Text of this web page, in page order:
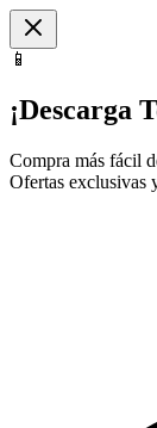
📱
¡Descarga
Compra más fácil
Ofertas exclusivas